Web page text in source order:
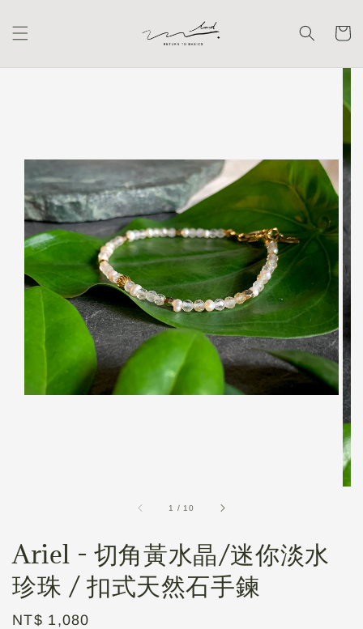
1 /10
Ariel - 切角黃水晶/迷你淡水
珍珠 / 扣式天然石手鍊
Regular
NT$ 1,080